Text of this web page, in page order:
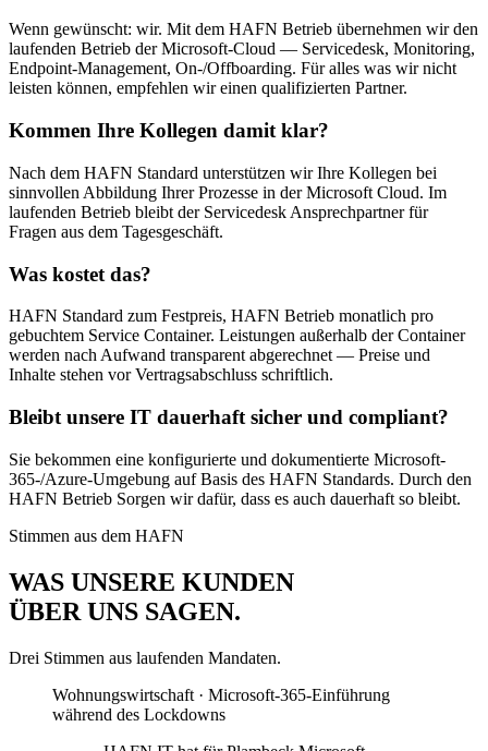
Wenn gewünscht: wir. Mit dem HAFN Betrieb übernehmen wir den
laufenden Betrieb der Microsoft-Cloud — Servicedesk, Monitoring,
Endpoint-Management, On-/Offboarding. Für alles was wir nicht
leisten können, empfehlen wir einen qualifizierten Partner.
Kommen Ihre Kollegen damit klar?
Nach dem HAFN Standard unterstützen wir Ihre Kollegen bei
sinnvollen Abbildung Ihrer Prozesse in der Microsoft Cloud. Im
laufenden Betrieb bleibt der Servicedesk Ansprechpartner für
Fragen aus dem Tagesgeschäft.
Was kostet das?
HAFN Standard zum Festpreis, HAFN Betrieb monatlich pro
gebuchtem Service Container. Leistungen außerhalb der Container
werden nach Aufwand transparent abgerechnet — Preise und
Inhalte stehen vor Vertragsabschluss schriftlich.
Bleibt unsere IT dauerhaft sicher und compliant?
Sie bekommen eine konfigurierte und dokumentierte Microsoft-
365-/Azure-Umgebung auf Basis des HAFN Standards. Durch den
HAFN Betrieb Sorgen wir dafür, dass es auch dauerhaft so bleibt.
Stimmen aus dem HAFN
WAS UNSERE KUNDEN
ÜBER UNS SAGEN.
Drei Stimmen aus laufenden Mandaten.
Wohnungswirtschaft · Microsoft-365-Einführung
während des Lockdowns